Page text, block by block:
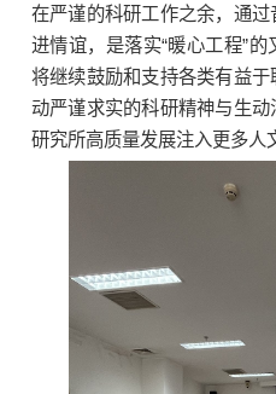
在严谨的科研工作之余，通
进情谊，是落实“暖心工程”
将继续鼓励和支持各类有益
动严谨求实的科研精神与生
研究所高质量发展注入更多人